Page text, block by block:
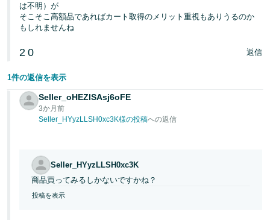
は不明）が
そこそこ高額品であればカート取得のメリット重視もありうるのか
もしれませんね
2 0 返信
1件の返信を表示
Seller_oHEZlSAsj6oFE
3か月前
Seller_HYyzLLSH0xc3K様の投稿への返信
Seller_HYyzLLSH0xc3K
商品買ってみるしかないですかね？
投稿を表示